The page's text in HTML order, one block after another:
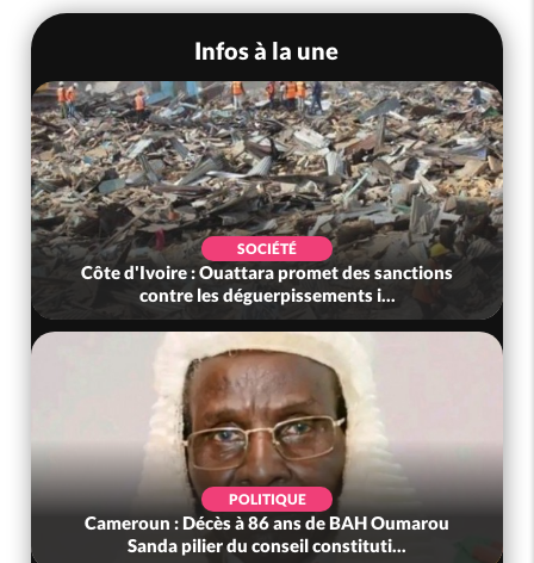
Infos à la une
SOCIÉTÉ
Côte d'Ivoire : Ouattara promet des sanctions
contre les déguerpissements i...
POLITIQUE
Cameroun : Décès à 86 ans de BAH Oumarou
Sanda pilier du conseil constituti...